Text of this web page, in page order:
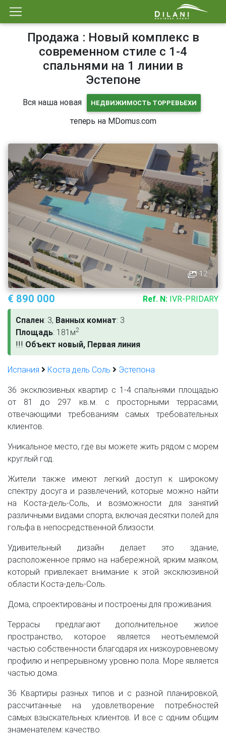
Продажа : Новый комплекс в
современном стиле с 1-4
спальнями на 1 линии в
Эстепоне
Вся наша новая НЕДВИЖИМОСТЬ ТОРРЕВЬЕХИ
теперь на MDomus.com
12
€ 890 000 Ref. N: IVR-PRIDARY
Спален: 3, Ванных комнат: 3
Площадь: 181м2
!!! Объект новый, Первая линия
Испания Коста дель Соль
Эстепона
36 эксклюзивных квартир с 1-4 спальнями площадью
от 81 до 297 кв.м. с просторными террасами,
отвечающими требованиям самых требовательных
клиентов.
Уникальное место, где вы можете жить рядом с морем
круглый год.
Жители также имеют легкий доступ к широкому
спектру досуга и развлечений, которые можно найти
на Коста-дель-Соль, и возможности для занятий
различными видами спорта, включая десятки полей для
гольфа в непосредственной близости.
Удивительный дизайн делает это здание,
расположенное прямо на набережной, ярким маяком,
который привлекает внимание к этой эксклюзивной
области Коста-дель-Соль.
Дома, спроектированы и построены для проживания.
Террасы предлагают дополнительное жилое
пространство, которое является неотъемлемой
частью собственности благодаря их низкоуровневому
профилю и непрерывному уровню пола. Море является
частью дома.
36 Квартиры разных типов и с разной планировкой,
рассчитанные на удовлетворение потребностей
самых взыскательных клиентов. И все с одним общим
знаменателем: качество.